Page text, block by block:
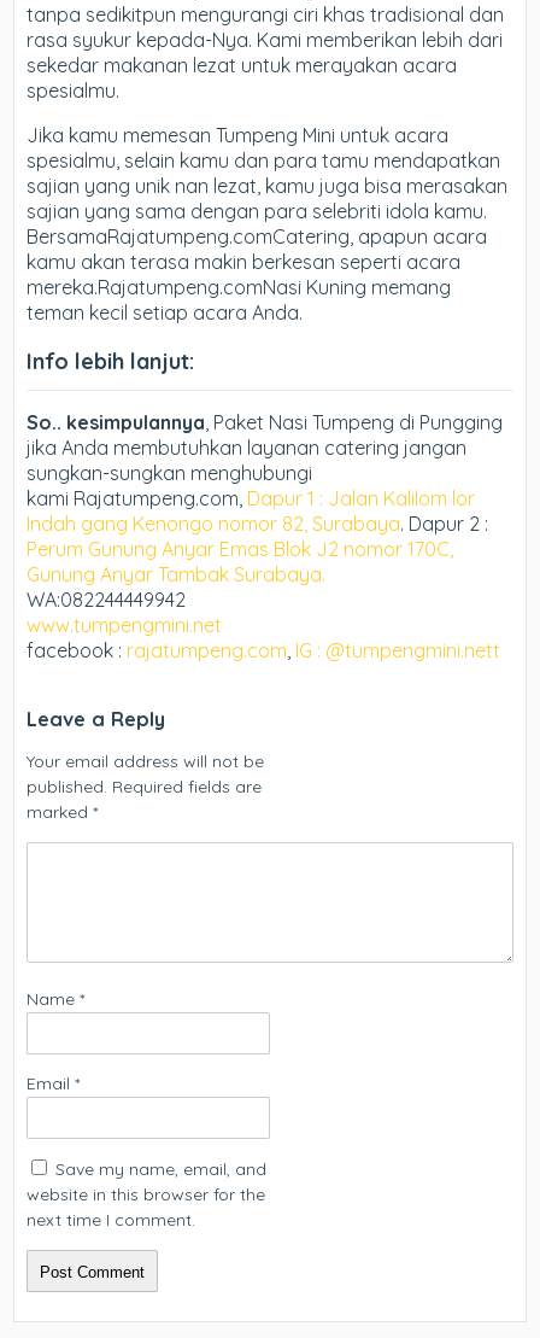
tanpa sedikitpun mengurangi ciri khas tradisional dan
rasa syukur kepada-Nya. Kami memberikan lebih dari
sekedar makanan lezat untuk merayakan acara
spesialmu.
Jika kamu memesan Tumpeng Mini untuk acara
spesialmu, selain kamu dan para tamu mendapatkan
sajian yang unik nan lezat, kamu juga bisa merasakan
sajian yang sama dengan para selebriti idola kamu.
BersamaRajatumpeng.comCatering, apapun acara
kamu akan terasa makin berkesan seperti acara
mereka.Rajatumpeng.comNasi Kuning memang
teman kecil setiap acara Anda.
Info lebih lanjut:
So.. kesimpulannya, Paket Nasi Tumpeng di Pungging
jika Anda membutuhkan layanan catering jangan
sungkan-sungkan menghubungi
kami Rajatumpeng.com, Dapur 1 : Jalan Kalilom lor
Indah gang Kenongo nomor 82, Surabaya. Dapur 2 :
Perum Gunung Anyar Emas Blok J2 nomor 170C,
Gunung Anyar Tambak Surabaya.
WA:082244449942
www.tumpengmini.net
facebook : rajatumpeng.com, IG : @tumpengmini.nett
Leave a Reply
Your email address will not be
published. Required fields are
marked*
Name*
Email*
Save my name, email, and
website in this browser for the
next time I comment.